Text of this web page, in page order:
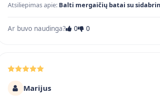
Atsiliepimas apie: Balti mergaičių batai su
Ar buvo naudinga? 0 0
Marijus